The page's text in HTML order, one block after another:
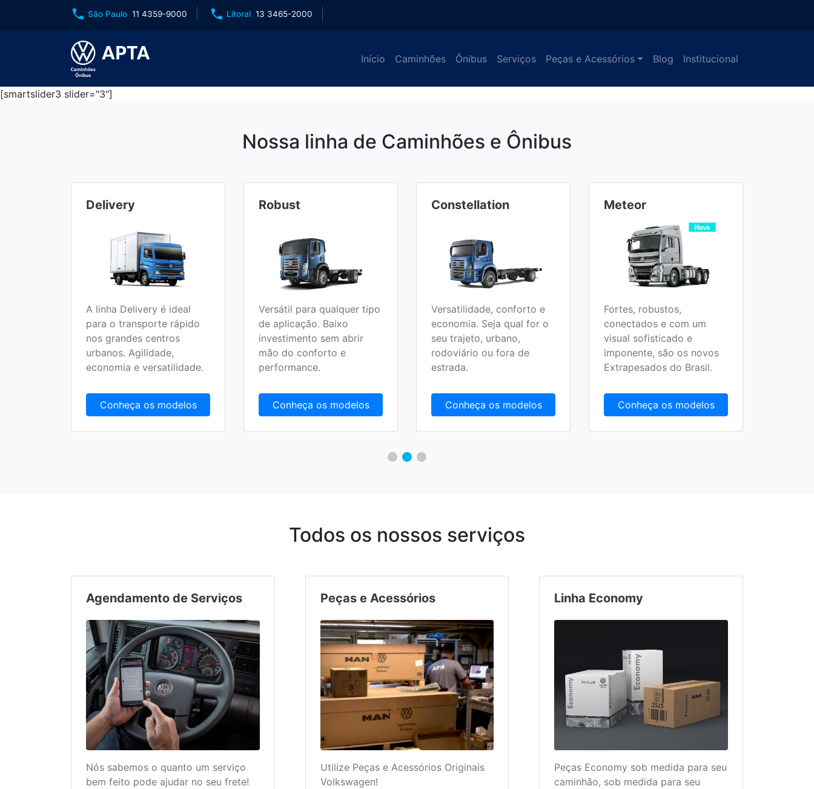
phone São Paulo 11 4359-9000 phone Litoral 13 3465-2000
Início Caminhões Ônibus Serviços Peças e Acessórios Blog Institucional
[smartslider3 slider="3"]
Nossa linha de Caminhões e Ônibus
Delivery
A linha Delivery é ideal
para o transporte rápido
nos grandes centros
urbanos. Agilidade,
economia e versatilidade.
Conheça os modelos
Robust
Versátil para qualquer tipo
de aplicação. Baixo
investimento sem abrir
mão do conforto e
performance.
Conheça os modelos
Constellation
Versatilidade, conforto e
economia. Seja qual for o
seu trajeto, urbano,
rodoviário ou fora de
estrada.
Conheça os modelos
Meteor
Fortes, robustos,
conectados e com um
visual sofisticado e
imponente, são os novos
Extrapesados do Brasil.
Conheça os modelos
Todos os nossos serviços
Agendamento de Serviços
Nós sabemos o quanto um serviço
bem feito pode ajudar no seu frete!
Peças e Acessórios
Utilize Peças e Acessórios Originais
Volkswagen!
Linha Economy
Peças Economy sob medida para seu
caminhão, sob medida para seu